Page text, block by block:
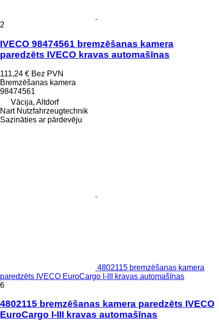
2
IVECO 98474561 bremzēšanas kamera
paredzēts IVECO kravas automašīnas
111,24 € Bez PVN
Bremzēšanas kamera
98474561
Vācija, Altdorf
Nart Nutzfahrzeugtechnik
Sazināties ar pārdevēju
4802115 bremzēšanas kamera
paredzēts IVECO EuroCargo I-III kravas automašīnas
6
4802115 bremzēšanas kamera paredzēts IVECO
EuroCargo I-III kravas automašīnas